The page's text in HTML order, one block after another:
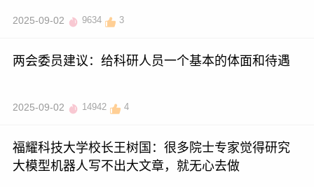
2025-09-02 9634 3
两会委员建议：给科研人员一个基本的体面和待遇
2025-09-02 14942 4
福耀科技大学校长王树国：很多院士专家觉得研究
大模型机器人写不出大文章，就无心去做